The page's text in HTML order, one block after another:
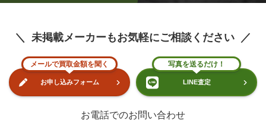
メールで買取金額を聞く
お申し込みフォーム
写真を送るだけ！
LINE査定